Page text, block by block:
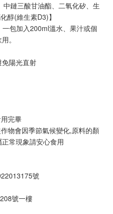
鏈三酸甘油酯、二氧化矽、生
醇(維生素D3)】
包加入200ml溫水、果汁或個
。
陽光直射
完畢
物會因季節氣候變化,原料的顏
常現象請安心食用
號
號一樓